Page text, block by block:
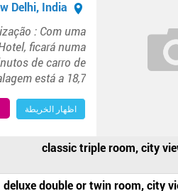
: Com uma
ficará numa
de carro de
está a 18,7…
اظهار الخريطة
classic triple room, city
deluxe double or twin room, city